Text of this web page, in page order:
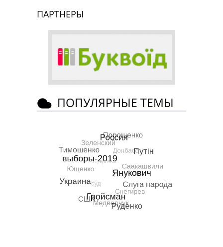
ПАРТНЕРЫ
ПОПУЛЯРНЫЕ ТЕМЫ